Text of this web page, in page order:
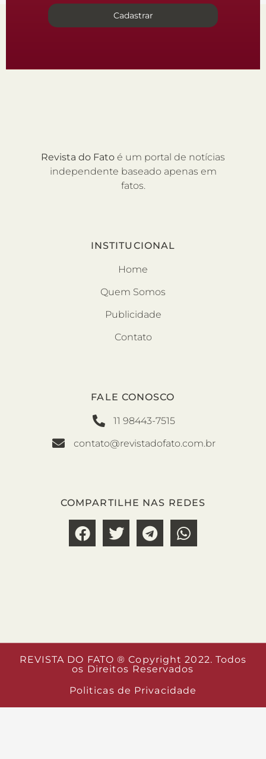
Cadastrar
Revista do Fato é um portal de notícias
independente baseado apenas em
fatos.
INSTITUCIONAL
Home
Quem Somos
Publicidade
Contato
FALE CONOSCO
11 98443-7515
contato@revistadofato.com.br
COMPARTILHE NAS REDES
REVISTA DO FATO ® Copyright 2022. Todos
os Direitos Reservados
Politicas de Privacidade